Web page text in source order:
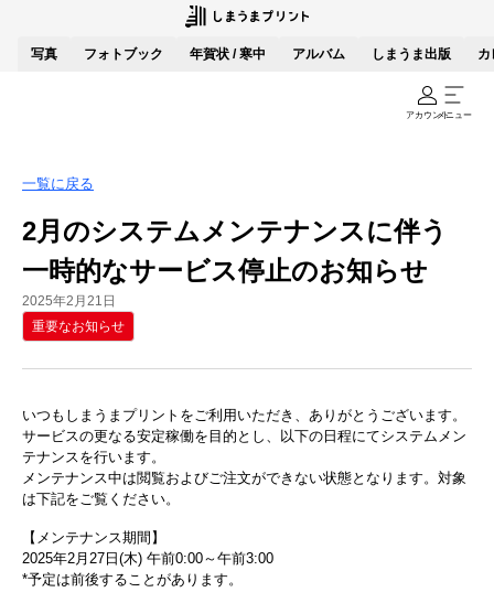
写真 フォトブック 年賀状 / 寒中 アルバム しまうま出版 カ
アカウントメニュー
一覧に戻る
2月のシステムメンテナンスに伴う
一時的なサービス停止のお知らせ
2025年2月21日
重要なお知らせ
いつもしまうまプリントをご利用いただき、ありがとうございます。
サービスの更なる安定稼働を目的とし、以下の日程にてシステムメン
テナンスを行います。
メンテナンス中は閲覧およびご注文ができない状態となります。対象
は下記をご覧ください。
【メンテナンス期間】
2025年2月27日(木) 午前0:00～午前3:00
*予定は前後することがあります。